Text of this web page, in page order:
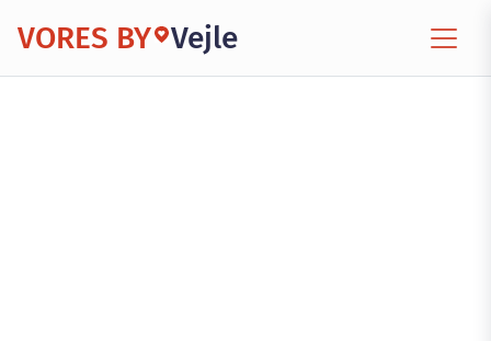
VORES BY Vejle